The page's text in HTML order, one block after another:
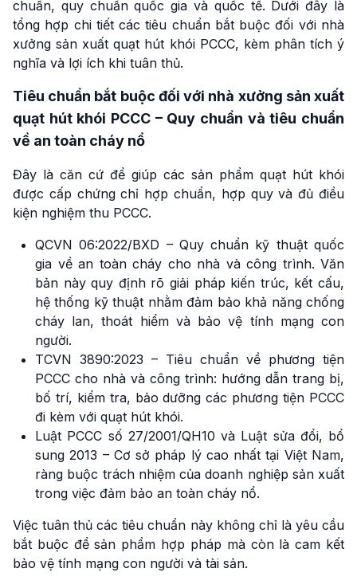
chuẩn, quy chuẩn quốc gia và quốc tế. Dưới đây là
tổng hợp chi tiết các tiêu chuẩn bắt buộc đối với nhà
xưởng sản xuất quạt hút khói PCCC, kèm phân tích ý
nghĩa và lợi ích khi tuân thủ.
Tiêu chuẩn bắt buộc đối với nhà xưởng sản xuất
quạt hút khói PCCC – Quy chuẩn và tiêu chuẩn
về an toàn cháy nổ
Đây là căn cứ để giúp các sản phẩm quạt hút khói
được cấp chứng chỉ hợp chuẩn, hợp quy và đủ điều
kiện nghiệm thu PCCC.
QCVN 06:2022/BXD – Quy chuẩn kỹ thuật quốc
gia về an toàn cháy cho nhà và công trình. Văn
bản này quy định rõ giải pháp kiến trúc, kết cấu,
hệ thống kỹ thuật nhằm đảm bảo khả năng chống
cháy lan, thoát hiểm và bảo vệ tính mạng con
người.
TCVN 3890:2023 – Tiêu chuẩn về phương tiện
PCCC cho nhà và công trình: hướng dẫn trang bị,
bố trí, kiểm tra, bảo dưỡng các phương tiện PCCC
đi kèm với quạt hút khói.
Luật PCCC số 27/2001/QH10 và Luật sửa đổi, bổ
sung 2013 – Cơ sở pháp lý cao nhất tại Việt Nam,
ràng buộc trách nhiệm của doanh nghiệp sản xuất
trong việc đảm bảo an toàn cháy nổ.
Việc tuân thủ các tiêu chuẩn này không chỉ là yêu cầu
bắt buộc để sản phẩm hợp pháp mà còn là cam kết
bảo vệ tính mạng con người và tài sản.